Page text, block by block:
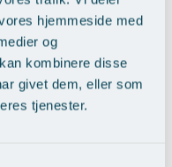
hjemmeside med
og
kombinere disse
givet dem, eller som
tjenester.
3.000,-
3.200,-